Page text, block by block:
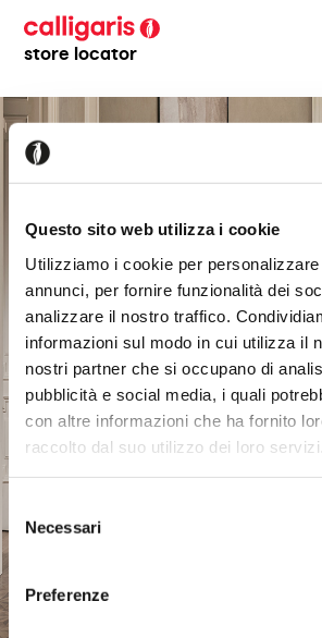
Questo sito web utilizza i cookie
Utilizziamo i cookie per
annunci, per fornire funzionalità dei
analizzare il nostro traffico.
informazioni sul modo in cui utilizza il
nostri partner che si occupano di
pubblicità e social media, i quali
con altre informazioni che ha fornito
raccolto dal suo utilizzo dei loro servizi.
del
consenso
Necessari
Preferenze
store locator